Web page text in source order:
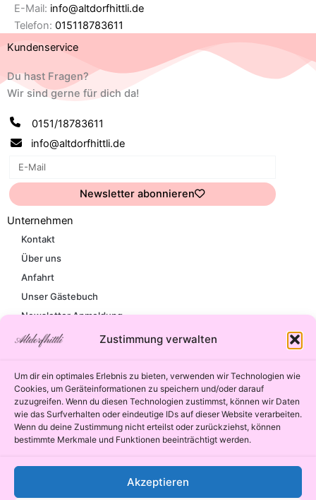
Zustimmung verwalten
Um dir ein optimales Erlebnis zu bieten, verwenden wir Technologien wie
Cookies, um Geräteinformationen zu speichern und/oder darauf
zuzugreifen. Wenn du diesen Technologien zustimmst, können wir Daten
wie das Surfverhalten oder eindeutige IDs auf dieser Website verarbeiten.
Wenn du deine Zustimmung nicht erteilst oder zurückziehst, können
bestimmte Merkmale und Funktionen beeinträchtigt werden.
Akzeptieren
E-Mail: info@altdorfhittli.de
Telefon: 015118783611
Kundenservice
Du hast Fragen?
Wir sind gerne für dich da!
info@altdorfhittli.de
0151/18783611
Newsletter abonnieren
Unternehmen
Kontakt
Über uns
Anfahrt
Unser Gästebuch
Newsletter Anmeldung
Rechtliches
AGB’s
Datenschutzerklärung
Zahlungsarten
Versandinformationen